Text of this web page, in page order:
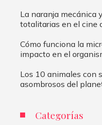
La naranja mecánica
totalitarias en el cine
Cómo funciona la
impacto en el
Los 10 animales con
asombrosos del
Categorías